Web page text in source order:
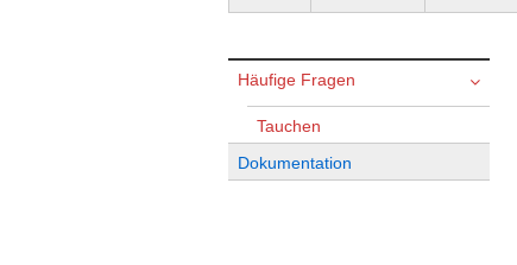
Häufige Fragen
Tauchen
Dokumentation